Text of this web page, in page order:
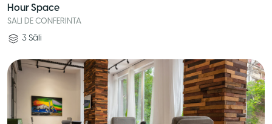
Hour Space
SALI DE CONFERINTA
3 Săli